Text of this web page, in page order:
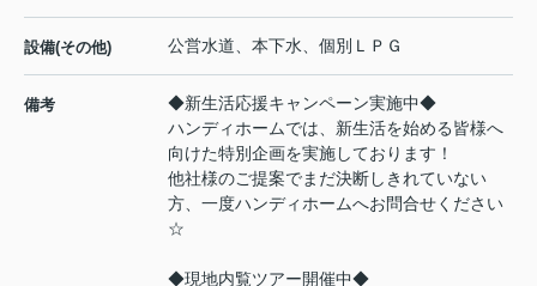
設備(その他) 公営水道、本下水、個別ＬＰＧ
備考
◆新生活応援キャンペーン実施中◆
ハンディホームでは、新生活を始める皆様へ
向けた特別企画を実施しております！
他社様のご提案でまだ決断しきれていない
方、一度ハンディホームへお問合せください
☆
◆現地内覧ツアー開催中◆